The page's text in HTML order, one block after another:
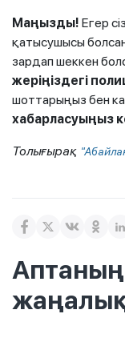
Маңызды! Егер
қатысушысы
зардап шеккен
жеріңіздегі
шоттарыңыз бен
хабарласуыңыз
Толығырақ
Аптаның